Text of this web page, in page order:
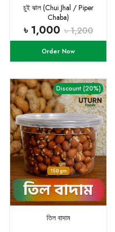
চুই ঝাল (Chui Jhal / Piper
Chaba)
৳ 1,000 ৳ 1,200
Order Now
Discount (20%)
তিল বাদাম